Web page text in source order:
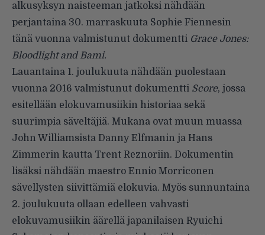
alkusyksyn naisteeman jatkoksi nähdään
perjantaina 30. marraskuuta Sophie Fiennesin
tänä vuonna valmistunut dokumentti Grace Jones:
Bloodlight and Bami.
Lauantaina 1. joulukuuta nähdään puolestaan
vuonna 2016 valmistunut dokumentti Score, jossa
esitellään elokuvamusiikin historiaa sekä
suurimpia säveltäjiä. Mukana ovat muun muassa
John Williamsista Danny Elfmanin ja Hans
Zimmerin kautta Trent Reznoriin. Dokumentin
lisäksi nähdään maestro Ennio Morriconen
sävellysten siivittämiä elokuvia. Myös sunnuntaina
2. joulukuuta ollaan edelleen vahvasti
elokuvamusiikin äärellä japanilaisen Ryuichi